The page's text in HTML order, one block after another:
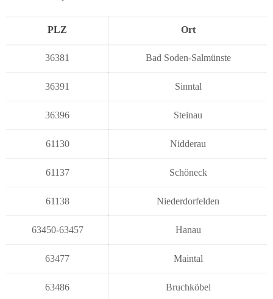
PLZ Ort
36381 Bad Soden-Salmünste
36391 Sinntal
36396 Steinau
61130 Nidderau
61137 Schöneck
61138 Niederdorfelden
63450-63457 Hanau
63477 Maintal
63486 Bruchköbel